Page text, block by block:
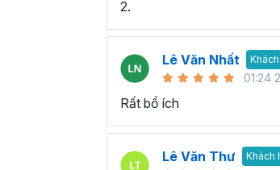
2.
Lê Văn Nhất
01:24
Rất bổ ích
Lê Văn Thư Khách